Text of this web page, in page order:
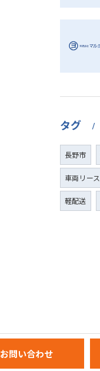
タグ
長野市
車両リース
軽配送
お問い合わせ